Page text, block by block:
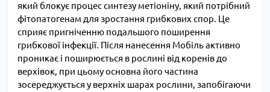
який блокує процес синтезу метіоніну, який потрібний
фітопатогенам для зростання грибкових спор. Це
сприяє пригніченню подальшого поширення
грибкової інфекції. Після нанесення Мобіль активно
проникає і поширюється в рослині від коренів до
верхівок, при цьому основна його частина
зосереджується у верхніх шарах рослини, запобігаючи